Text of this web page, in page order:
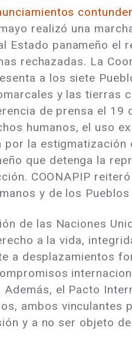
realizó una
Estado panameño el
rechazadas. La
a los siete
y las tierras
de prensa el 19
humanos, el uso
la estigmatización
que detenga la
COONAPIP
y de los Pueblos
de las Naciones
a la vida,
a desplazamientos
el Pacto
ambos vinculantes
y a no ser objeto